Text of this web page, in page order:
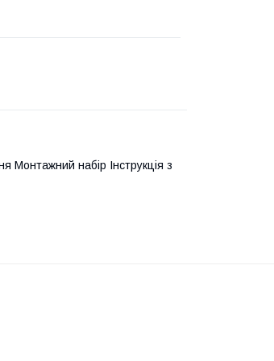
Монтажний набір Інструкція з